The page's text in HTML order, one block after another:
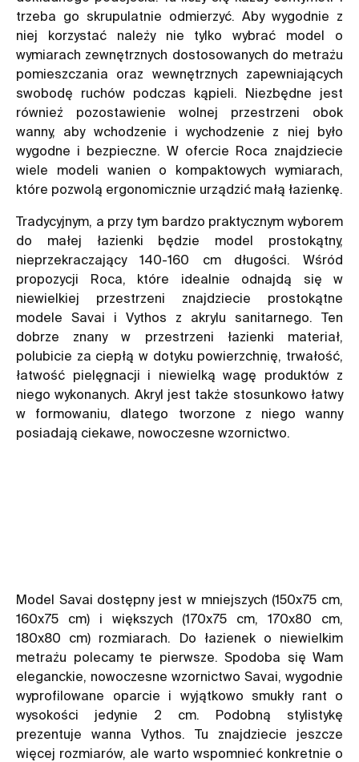
trzeba go skrupulatnie odmierzyć. Aby wygodnie z
niej korzystać należy nie tylko wybrać model o
wymiarach zewnętrznych dostosowanych do metrażu
pomieszczania oraz wewnętrznych zapewniających
swobodę ruchów podczas kąpieli. Niezbędne jest
również pozostawienie wolnej przestrzeni obok
wanny, aby wchodzenie i wychodzenie z niej było
wygodne i bezpieczne. W ofercie Roca znajdziecie
wiele modeli wanien o kompaktowych wymiarach,
które pozwolą ergonomicznie urządzić małą łazienkę.
Tradycyjnym, a przy tym bardzo praktycznym wyborem
do małej łazienki będzie model prostokątny,
nieprzekraczający 140-160 cm długości. Wśród
propozycji Roca, które idealnie odnajdą się w
niewielkiej przestrzeni znajdziecie prostokątne
modele Savai i Vythos z akrylu sanitarnego. Ten
dobrze znany w przestrzeni łazienki materiał,
polubicie za ciepłą w dotyku powierzchnię, trwałość,
łatwość pielęgnacji i niewielką wagę produktów z
niego wykonanych. Akryl jest także stosunkowo łatwy
w formowaniu, dlatego tworzone z niego wanny
posiadają ciekawe, nowoczesne wzornictwo.
Model Savai dostępny jest w mniejszych (150x75 cm,
160x75 cm) i większych (170x75 cm, 170x80 cm,
180x80 cm) rozmiarach. Do łazienek o niewielkim
metrażu polecamy te pierwsze. Spodoba się Wam
eleganckie, nowoczesne wzornictwo Savai, wygodnie
wyprofilowane oparcie i wyjątkowo smukły rant o
wysokości jedynie 2 cm. Podobną stylistykę
prezentuje wanna Vythos. Tu znajdziecie jeszcze
więcej rozmiarów, ale warto wspomnieć konkretnie o